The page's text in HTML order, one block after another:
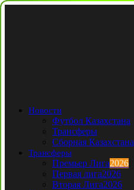
Новости
Футбол Казахстана
Трансферы
Сборная Казахстана
Трансферы
Премьер Лига2026
Первая лига2026
Вторая Лига2026